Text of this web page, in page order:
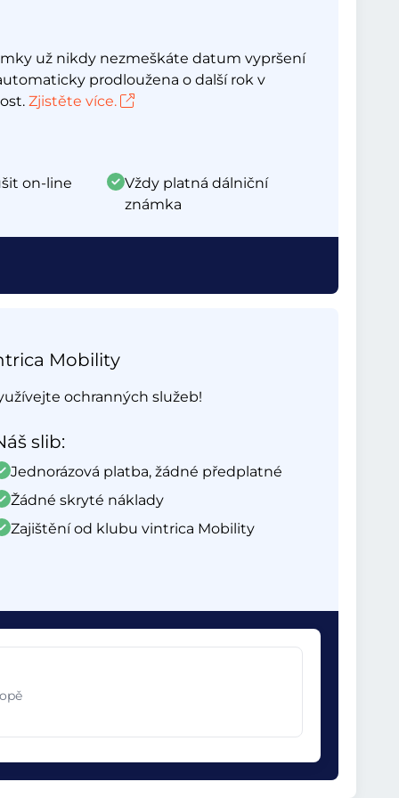
už nikdy nezmeškáte datum vypršení
prodloužena o další rok v
Zjistěte více.
on-line
Vždy platná dálniční
známka
Mobility
ochranných služeb!
slib:
Jednorázová platba, žádné předplatné
Žádné skryté náklady
Zajištění od klubu vintrica Mobility